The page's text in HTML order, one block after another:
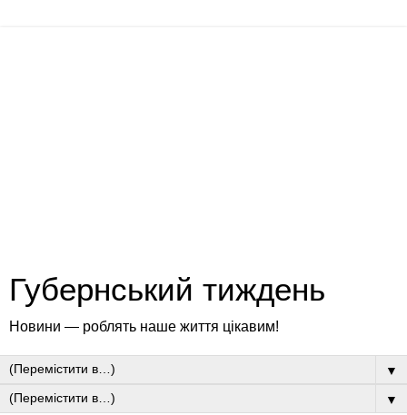
Губернський тиждень
Новини — роблять наше життя цікавим!
▼
▼